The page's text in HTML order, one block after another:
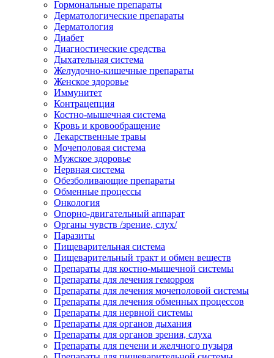
Гормональные препараты
Дерматологические препараты
Дерматология
Диабет
Диагностические средства
Дыхательная система
Желудочно-кишечные препараты
Женское здоровье
Иммунитет
Контрацепция
Костно-мышечная система
Кровь и кровообращение
Лекарственные травы
Мочеполовая система
Мужское здоровье
Нервная система
Обезболивающие препараты
Обменные процессы
Онкология
Опорно-двигательный аппарат
Органы чувств /зрение, слух/
Паразиты
Пищеварительная система
Пищеварительный тракт и обмен веществ
Препараты для костно-мышечной системы
Препараты для лечения геморроя
Препараты для лечения мочеполовой системы
Препараты для лечения обменных процессов
Препараты для нервной системы
Препараты для органов дыхания
Препараты для органов зрения, слуха
Препараты для печени и желчного пузыря